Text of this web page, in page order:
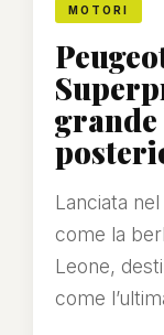
MOTORI
Lanciata
come la
Leone,
come